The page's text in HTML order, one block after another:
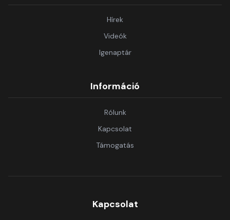
Hírek
Videók
Igenaptár
Információ
Rólunk
Kapcsolat
Támogatás
Kapcsolat